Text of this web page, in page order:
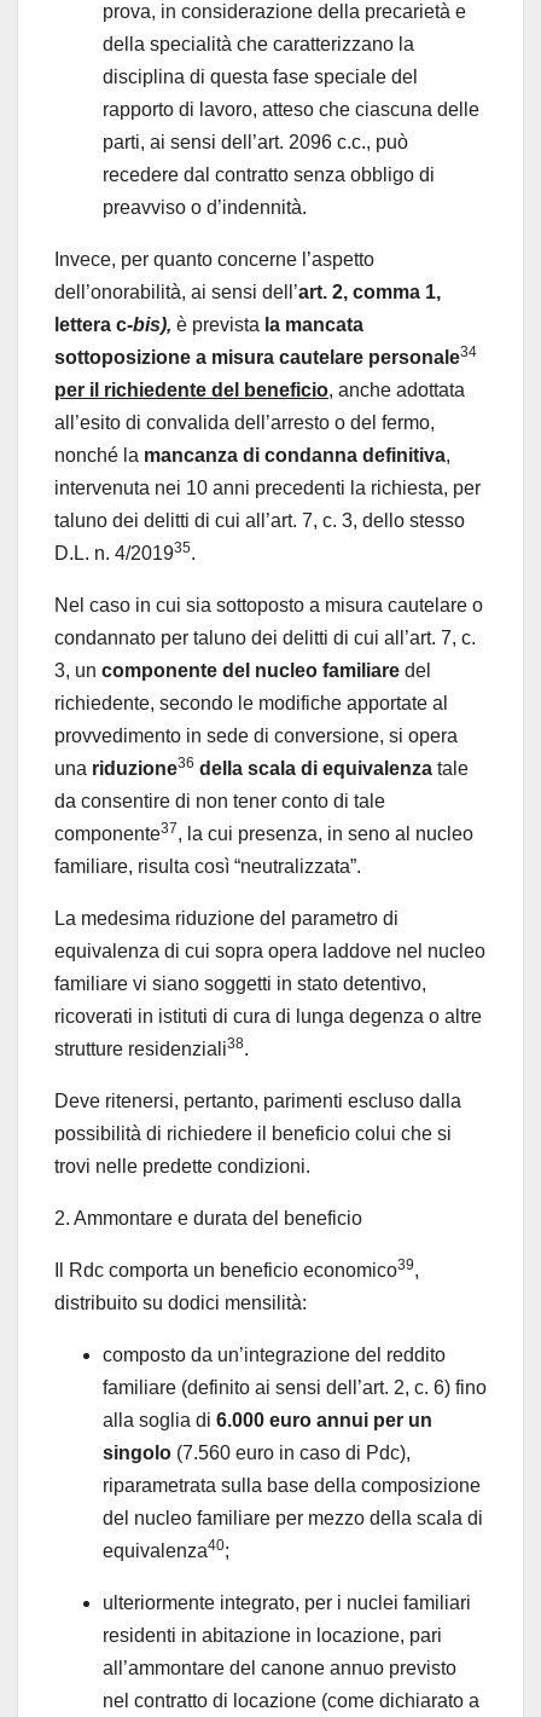
prova, in considerazione della precarietà e
della specialità che caratterizzano la
disciplina di questa fase speciale del
rapporto di lavoro, atteso che ciascuna delle
parti, ai sensi dell’art. 2096 c.c., può
recedere dal contratto senza obbligo di
preavviso o d’indennità.
Invece, per quanto concerne l’aspetto
dell’onorabilità, ai sensi dell’art. 2, comma 1,
lettera c-bis), è prevista la mancata
sottoposizione a misura cautelare personale34
per il richiedente del beneficio, anche adottata
all’esito di convalida dell’arresto o del fermo,
nonché la mancanza di condanna definitiva,
intervenuta nei 10 anni precedenti la richiesta, per
taluno dei delitti di cui all’art. 7, c. 3, dello stesso
D.L. n. 4/201935.
Nel caso in cui sia sottoposto a misura cautelare o
condannato per taluno dei delitti di cui all’art. 7, c.
3, un componente del nucleo familiare del
richiedente, secondo le modifiche apportate al
provvedimento in sede di conversione, si opera
una riduzione36 della scala di equivalenza tale
da consentire di non tener conto di tale
componente37, la cui presenza, in seno al nucleo
familiare, risulta così “neutralizzata”.
La medesima riduzione del parametro di
equivalenza di cui sopra opera laddove nel nucleo
familiare vi siano soggetti in stato detentivo,
ricoverati in istituti di cura di lunga degenza o altre
strutture residenziali38.
Deve ritenersi, pertanto, parimenti escluso dalla
possibilità di richiedere il beneficio colui che si
trovi nelle predette condizioni.
2. Ammontare e durata del beneficio
Il Rdc comporta un beneficio economico39,
distribuito su dodici mensilità:
composto da un’integrazione del reddito
familiare (definito ai sensi dell’art. 2, c. 6) fino
alla soglia di 6.000 euro annui per un
singolo (7.560 euro in caso di Pdc),
riparametrata sulla base della composizione
del nucleo familiare per mezzo della scala di
equivalenza40;
ulteriormente integrato, per i nuclei familiari
residenti in abitazione in locazione, pari
all’ammontare del canone annuo previsto
nel contratto di locazione (come dichiarato a